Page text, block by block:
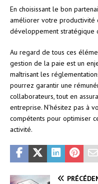
En choisissant le bon
améliorer votre productivité
développement stratégique
Au regard de tous ces
gestion de la paie est un
maîtrisant les
pourrez garantir une
collaborateurs, tout en
entreprise. N’hésitez pas à
compétents pour optimiser
activité.